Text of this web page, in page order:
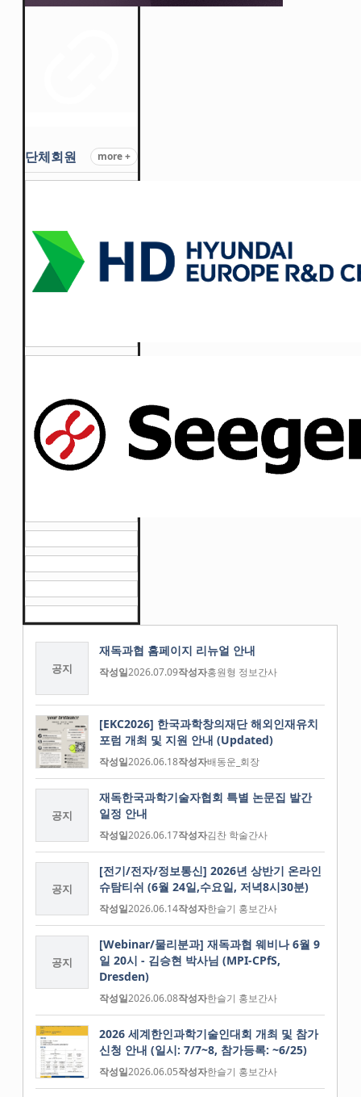
단체회원 more +
공지
재독과협 홈페이지 리뉴얼 안내
작성일2026.07.09작성자홍원형 정보간사
[EKC2026] 한국과학창의재단 해외인재유치
포럼 개최 및 지원 안내 (Updated)
작성일2026.06.18작성자배동운_회장
공지
재독한국과학기술자협회 특별 논문집 발간
일정 안내
작성일2026.06.17작성자김찬 학술간사
공지
[전기/전자/정보통신] 2026년 상반기 온라인
슈탐티쉬 (6월 24일,수요일, 저녁8시30분)
작성일2026.06.14작성자한슬기 홍보간사
공지
[Webinar/물리분과] 재독과협 웨비나 6월 9
일 20시 - 김승현 박사님 (MPI-CPfS,
Dresden)
작성일2026.06.08작성자한슬기 홍보간사
2026 세계한인과학기술인대회 개최 및 참가
신청 안내 (일시: 7/7~8, 참가등록: ~6/25)
작성일2026.06.05작성자한슬기 홍보간사